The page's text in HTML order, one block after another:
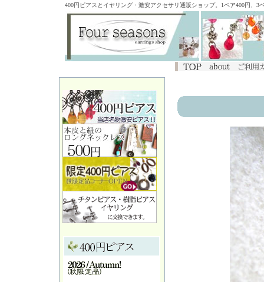
400円ピアスとイヤリング・激安アクセサリ通販ショップ。1ペア400円、